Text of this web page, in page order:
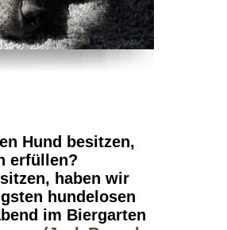
Hund besitzen,
erfüllen?
haben wir
hundelosen
im Biergarten